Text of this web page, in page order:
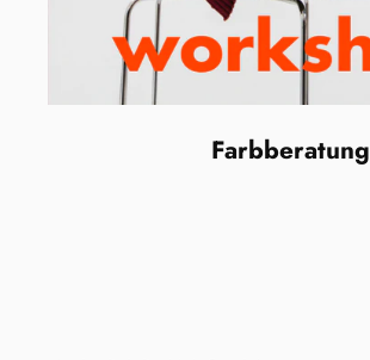
Farbberatung